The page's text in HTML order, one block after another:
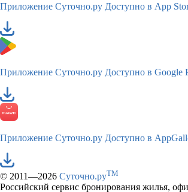
Приложение Суточно.ру Доступно в App
Приложение Суточно.ру Доступно в Google
Приложение Суточно.ру Доступно в
© 2011—2026 Суточно.руTM
Российский сервис бронирования жилья,